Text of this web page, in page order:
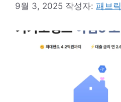
9월 3, 2025 작성자: 패브릭